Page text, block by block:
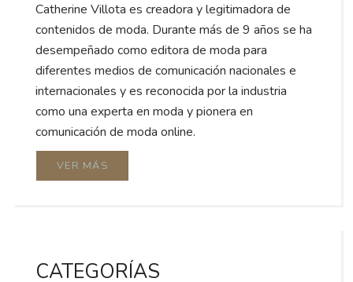
Catherine Villota es creadora y legitimadora de
contenidos de moda. Durante más de 9 años se ha
desempeñado como editora de moda para
diferentes medios de comunicación nacionales e
internacionales y es reconocida por la industria
como una experta en moda y pionera en
comunicación de moda online.
VER MÁS
CATEGORÍAS